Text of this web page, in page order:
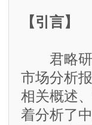
【引言】
君略研
市场分析
相关概述
着分析了